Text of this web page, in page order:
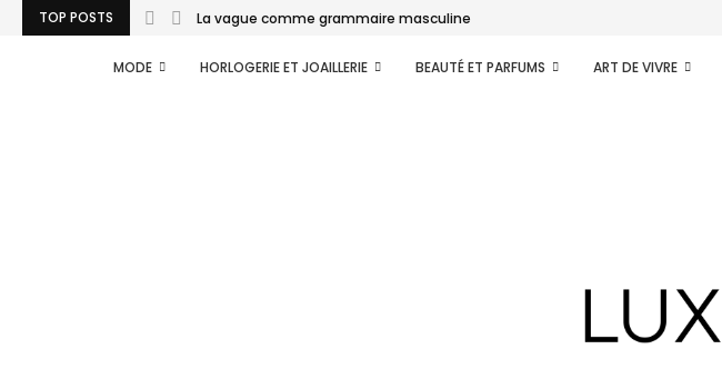
TOP POSTS La vague comme grammaire masculine
MODE HORLOGERIE ET JOAILLERIE BEAUTÉ ET PARFUMS ART DE VIVRE